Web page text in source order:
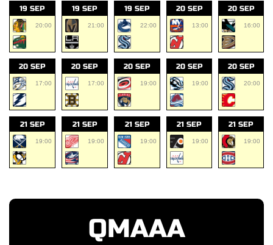
19 SEP
20:00
19 SEP
21:00
19 SEP
22:00
20 SEP
13:00
20 SEP
16:00
20 SEP
17:00
20 SEP
17:00
20 SEP
19:00
20 SEP
19:00
20 SEP
20:00
21 SEP
19:00
21 SEP
19:00
21 SEP
19:00
21 SEP
19:00
21 SEP
19:00
QMAAA